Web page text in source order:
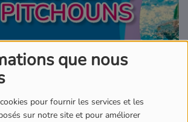
que nous
pour fournir les services et les
sur notre site et pour améliorer
Pitchoun ?
?